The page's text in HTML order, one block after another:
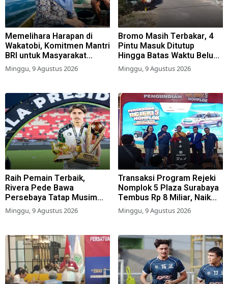
Memelihara Harapan di
Wakatobi, Komitmen Mantri
BRI untuk Masyarakat
Bahari
Minggu, 9 Agustus 2026
Bromo Masih Terbakar, 4
Pintu Masuk Ditutup
Hingga Batas Waktu Belum
Ditentukan
Minggu, 9 Agustus 2026
Raih Pemain Terbaik,
Rivera Pede Bawa
Persebaya Tatap Musim
2026-2027
Minggu, 9 Agustus 2026
Transaksi Program Rejeki
Nomplok 5 Plaza Surabaya
Tembus Rp 8 Miliar, Naik
57,2 Persen dari Tahun Lalu
Minggu, 9 Agustus 2026